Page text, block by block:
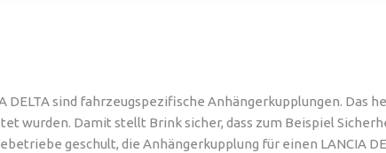
sind fahrzeugspezifische Anhängerkupplungen. Das
wurden. Damit stellt Brink sicher, dass zum Beispiel
geschult, die Anhängerkupplung für einen LANCIA